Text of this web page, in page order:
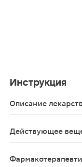
Инструкция
Описание
Действующее